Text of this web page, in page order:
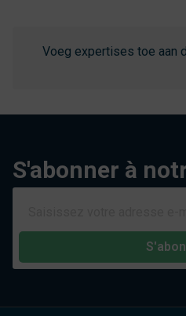
Voeg expertises toe aan
S'abonner à